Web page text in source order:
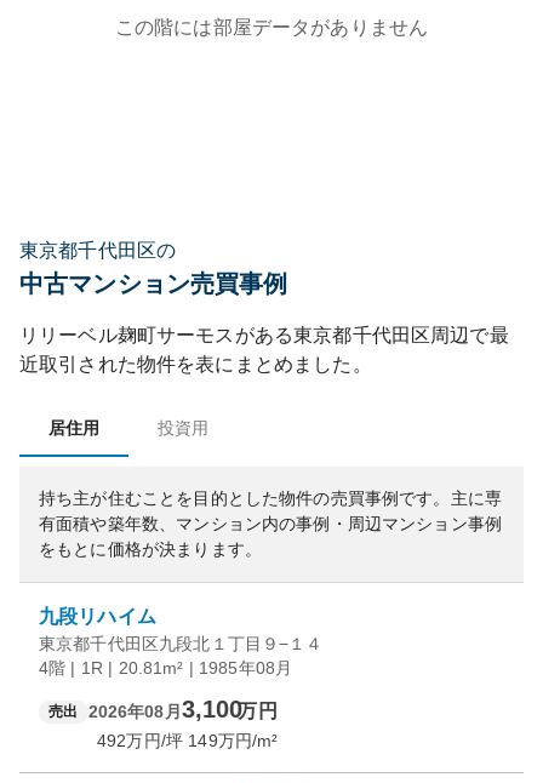
この階には部屋データがありません
東京都千代田区の
中古マンション売買事例
リリーベル麹町サーモス がある東京都千代田区周辺で最
近取引された物件を表にまとめました。
居住用 投資用
持ち主が住むことを目的とした物件の売買事例です。 主に専
有面積や築年数、マンション内の事例・周辺マンション事例
をもとに価格が決まります。
九段リハイム
東京都千代田区九段北１丁目９−１４
4階 | 1R | 20.81m² | 1985年08月
売出 2026年08月 3,100万円
492万円/坪 149万円/m²